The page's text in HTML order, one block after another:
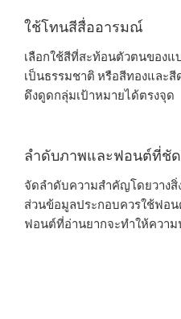
ใช้โทนสีสื่ออารมณ์
เลือกใช้สีที่สะท้อนตัวตนของแ
เป็นธรรมชาติ หรือสีทองและสี
ดึงดูดกลุ่มเป้าหมายได้ตรงจุด
ลำดับภาพและฟอนต์ที่ชัด
จัดลำดับความสำคัญโดยวาง
ส่วนข้อมูลประกอบควรใช้ฟอน
ฟอนต์ที่อ่านยากจะทำให้ความ